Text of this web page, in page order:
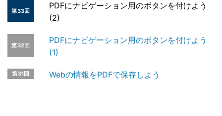
第33回
PDFにナビゲーション用のボタンを付けよう
(2)
第32回
PDFにナビゲーション用のボタンを付けよう
(1)
第31回 Webの情報をPDFで保存しよう